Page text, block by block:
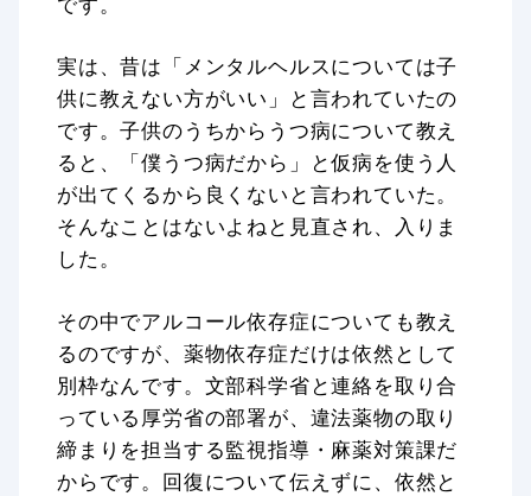
実は、昔は「メンタルヘルスについては子
供に教えない方がいい」と言われていたの
です。子供のうちからうつ病について教え
ると、「僕うつ病だから」と仮病を使う人
が出てくるから良くないと言われていた。
そんなことはないよねと見直され、入りま
した。
その中でアルコール依存症についても教え
るのですが、薬物依存症だけは依然として
別枠なんです。文部科学省と連絡を取り合
っている厚労省の部署が、違法薬物の取り
締まりを担当する監視指導・麻薬対策課だ
からです。回復について伝えずに、依然と